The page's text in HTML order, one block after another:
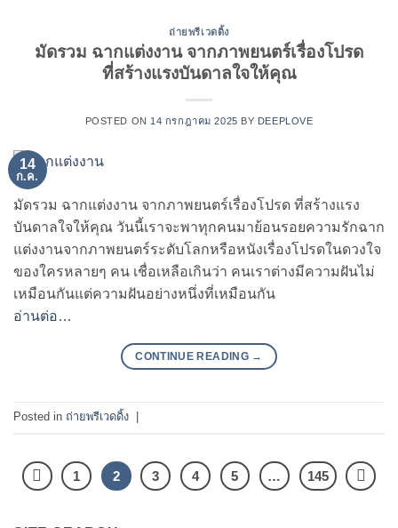
ถ่ายพรีเวดดิ้ง
มัดรวม ฉากแต่งงาน จากภาพยนตร์เรื่องโปรด
ที่สร้างแรงบันดาลใจให้คุณ
POSTED ON14 กรกฎาคม 2025 BY DEEPLOVE
14
ก.ค.
มัดรวม ฉากแต่งงาน จากภาพยนตร์เรื่องโปรด ที่สร้างแรง
บันดาลใจให้คุณ วันนี้เราจะพาทุกคนมาย้อนรอยความรักฉาก
แต่งงานจากภาพยนตร์ระดับโลกหรือหนังเรื่องโปรดในดวงใจ
ของใครหลายๆ คน เชื่อเหลือเกินว่า คนเราต่างมีความฝันไม่
เหมือนกันแต่ความฝันอย่างหนึ่งที่เหมือนกัน
อ่านต่อ…
CONTINUE READING →
Posted in ถ่ายพรีเวดดิ้ง
1 2 3 4 5 … 145